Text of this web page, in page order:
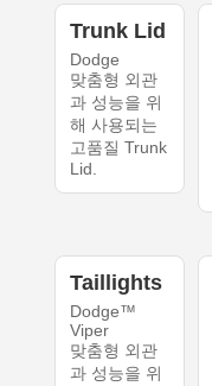
Trunk Lid
Dodge
맞춤형 외관
과 성능을 위
해 사용되는
고품질 Trunk
Lid.
Taillights
Dodge™
Viper
맞춤형 외관
과 성능을 위